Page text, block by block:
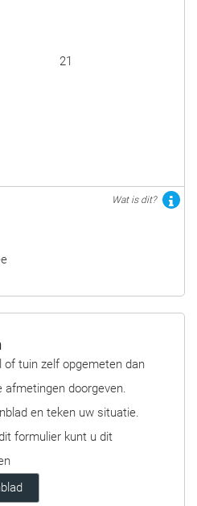
21
Wat is dit?
of tuin zelf opgemeten dan
afmetingen doorgeven.
en teken uw situatie.
formulier kunt u dit